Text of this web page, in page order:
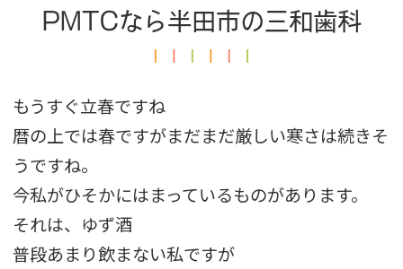
PMTCなら半田市の三和歯科
もうすぐ立春ですね
暦の上では春ですがまだまだ厳しい寒さは続きそ
うですね。
今私がひそかにはまっているものがあります。
それは、ゆず酒
普段あまり飲まない私ですが